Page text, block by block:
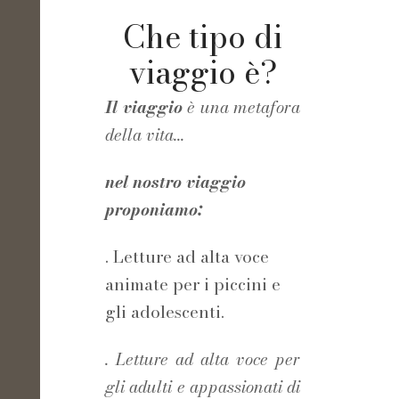
Che tipo di
viaggio è?
Il viaggioè una metafora
della vita...
nel nostro viaggio
proponiamo:
. Letture ad alta voce
animate per i piccini e
gli adolescenti.
. Letture ad alta voce per
gli adulti e appassionati di